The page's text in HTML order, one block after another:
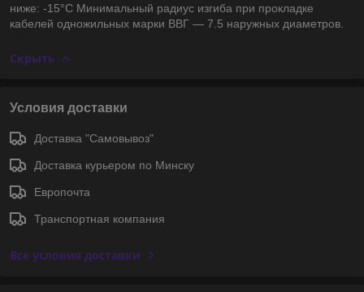
ниже: -15°С Минимальный радиус изгиба при прокладке
кабелей одножильных марки ВВГ — 7.5 наружных диаметров.
Скрыть
Условия доставки
Доставка "Самовывоз"
Доставка курьером по Минску
Европочта
Транспортная компания
Все условия доставки